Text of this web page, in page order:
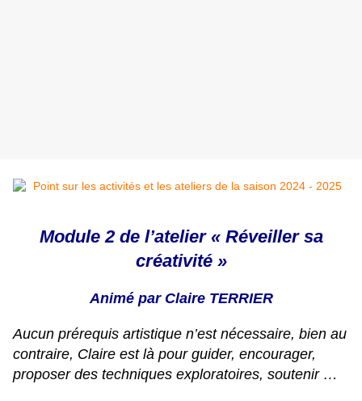
Module 2 de l’atelier « Réveiller sa
créativité »
Animé par Claire TERRIER
Aucun prérequis artistique n’est nécessaire, bien au
contraire, Claire est là pour guider, encourager,
proposer des techniques exploratoires, soutenir …